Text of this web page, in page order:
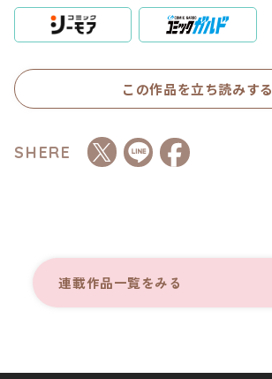
この作品を立ち読みする
SHERE
連載作品一覧をみる